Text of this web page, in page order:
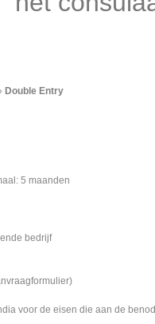
Double Entry
5 maanden
bedrijf
voor de eisen die aan de